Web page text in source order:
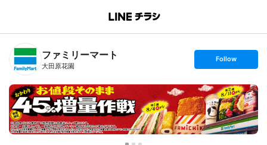
B
n
T
ファミリーマート
大田原花園
s
t
o
l
l
o
w
Follow